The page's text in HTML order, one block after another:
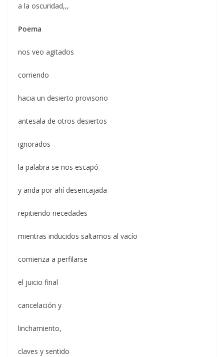
a la oscuridad,,,
Poema
nos veo agitados
corriendo
hacia un desierto provisorio
antesala de otros desiertos
ignorados
la palabra se nos escapó
y anda por ahí desencajada
repitiendo necedades
mientras inducidos saltamos al vacío
comienza a perfilarse
el juicio final
cancelación y
linchamiento,
claves y sentido